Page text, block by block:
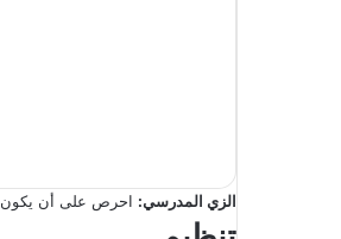
الزي المدرسي: احرص على أن يكون